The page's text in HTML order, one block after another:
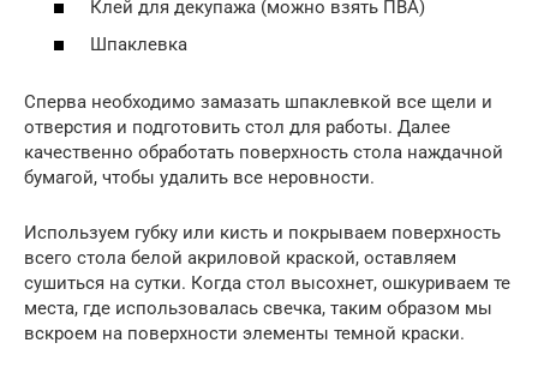
Клей для декупажа (можно взять ПВА)
Шпаклевка
Сперва необходимо замазать шпаклевкой все щели и
отверстия и подготовить стол для работы. Далее
качественно обработать поверхность стола наждачной
бумагой, чтобы удалить все неровности.
Используем губку или кисть и покрываем поверхность
всего стола белой акриловой краской, оставляем
сушиться на сутки. Когда стол высохнет, ошкуриваем те
места, где использовалась свечка, таким образом мы
вскроем на поверхности элементы темной краски.